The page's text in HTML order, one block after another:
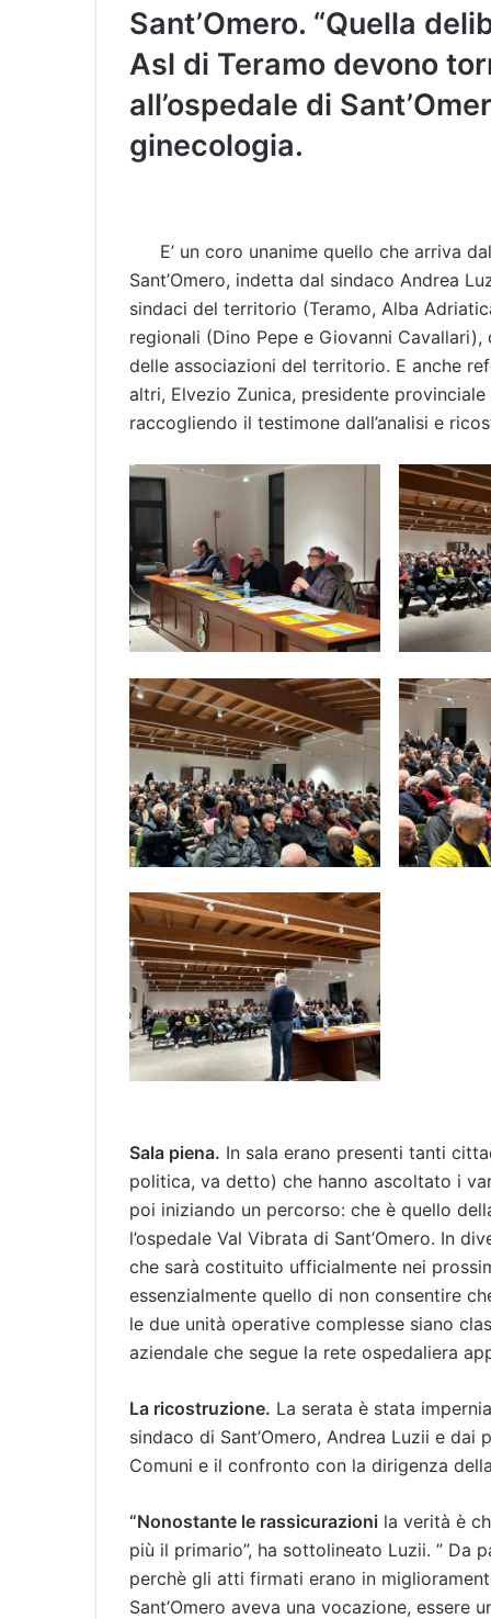
Sant’Omero. “Quella
Asl di Teramo devono
all’ospedale di
ginecologia.
E’ un coro unanime quello che arriva
Sant’Omero, indetta dal sindaco Andrea
sindaci del territorio (Teramo, Alba
regionali (Dino Pepe e Giovanni
delle associazioni del territorio. E anche
altri, Elvezio Zunica, presidente
raccogliendo il testimone dall’analisi e
Sala piena. In sala erano presenti tanti
politica, va detto) che hanno ascoltato i
poi iniziando un percorso: che è quello
l’ospedale Val Vibrata di Sant’Omero. In
che sarà costituito ufficialmente nei
essenzialmente quello di non consentire
le due unità operative complesse siano
aziendale che segue la rete ospedaliera
La ricostruzione. La serata è stata
sindaco di Sant’Omero, Andrea Luzii e dai
Comuni e il confronto con la dirigenza
“Nonostante le rassicurazioni la verità è
più il primario”, ha sottolineato Luzii. ” Da
perchè gli atti firmati erano in
Sant’Omero aveva una vocazione, essere